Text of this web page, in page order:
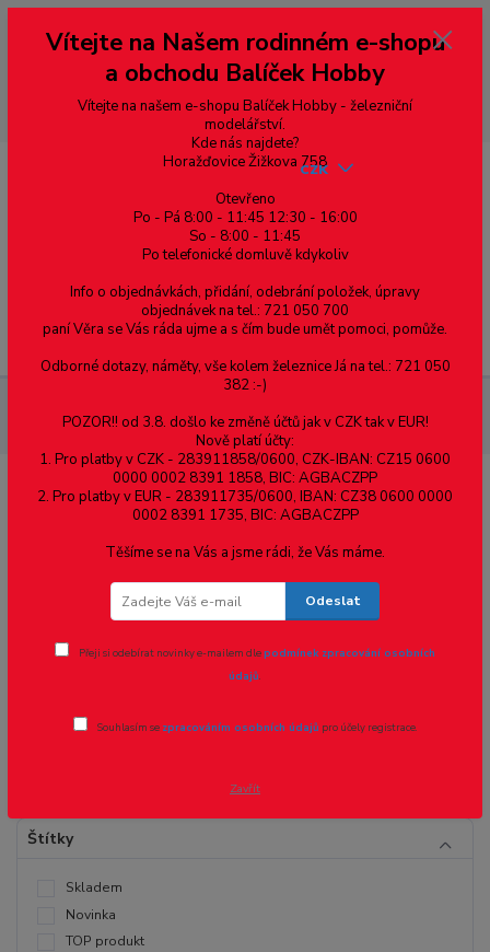
--- pro zákazníky ze Slovenska a jiných zemí, pokud chcete platit v eurech
přepněte si e-shop na euro 💶 pro přepočet měny - pravý horní roh ---
dobírky – pokud si z nějakého důvodu zásilku nevyzvednete, bude po
domluvě zaslána znovu s opětovnou platbou za poštovné, v opačném
případě bude zrušena a účet přidán na blacklist a rušeny následující
objednávky.
Menu
CZK
Led diody 2.0mm
Led diody 2.0mm
Štítky
Skladem
Novinka
TOP produkt
Vítejte na Našem rodinném e-shopu
a obchodu Balíček Hobby
Vítejte na našem e-shopu Balíček Hobby - železniční
modelářství.
Kde nás najdete?
Horažďovice Žižkova 758
Otevřeno
Po - Pá 8:00 - 11:45 12:30 - 16:00
So - 8:00 - 11:45
Po telefonické domluvě kdykoliv
Info o objednávkách, přidání, odebrání položek, úpravy
objednávek na tel.: 721 050 700
paní Věra se Vás ráda ujme a s čím bude umět pomoci, pomůže.
Odborné dotazy, náměty, vše kolem železnice Já na tel.: 721 050
382 :-)
POZOR!! od 3.8. došlo ke změně účtů jak v CZK tak v EUR!
Nově platí účty:
1. Pro platby v CZK - 283911858/0600, CZK-IBAN: CZ15 0600
0000 0002 8391 1858, BIC: AGBACZPP
2. Pro platby v EUR - 283911735/0600, IBAN: CZ38 0600 0000
0002 8391 1735, BIC: AGBACZPP
Těšíme se na Vás a jsme rádi, že Vás máme.
Odeslat
Přeji si odebírat novinky e-mailem dlepodmínek zpracování osobních
údajů.
Souhlasím se zpracováním osobních údajů pro účely registrace.
Zavřít